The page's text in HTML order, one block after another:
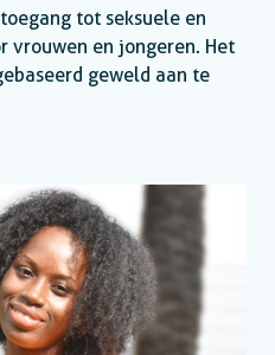
tot seksuele en
vrouwen en jongeren. Het
geweld aan te